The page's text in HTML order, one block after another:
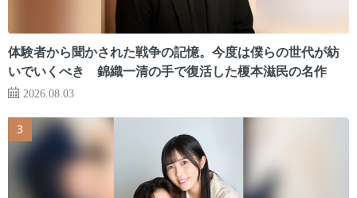
体験者から聞かされた戦争の記憶。今度は僕らの世代が紡
いでいくべき 錦織一清の手で復活した榎本滋民の名作
2026.08.03